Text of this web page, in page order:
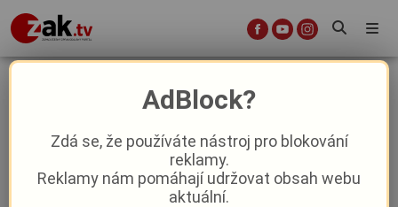
Půlmaraton z pohledu záchranářů:
Oděrky, podvrtnutí a jeden
transport do nemocnice
Aktuality Krimi
AdBlock?
Zdá se, že používáte nástroj pro blokování
reklamy.
Reklamy nám pomáhají udržovat obsah webu
aktuální.